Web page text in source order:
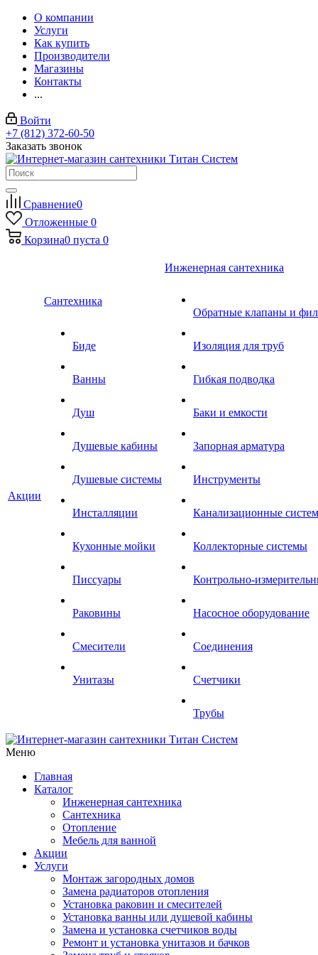
О компании
Услуги
Как купить
Производители
Магазины
Контакты
...
Войти
+7 (812) 372-60-50
Заказать звонок
Сравнение0
Отложенные 0
Корзина0 пуста 0
Акции
Сантехника
Биде
Ванны
Душ
Душевые кабины
Душевые системы
Инсталляции
Кухонные мойки
Писсуары
Раковины
Смесители
Унитазы
Инженерная сантехника
Обратные клапаны и
Изоляция для труб
Гибкая подводка
Баки и емкости
Запорная арматура
Инструменты
Канализационные
Коллекторные системы
Контрольно-
Насосное оборудование
Соединения
Счетчики
Трубы
Меню
Главная
Каталог
Инженерная сантехника
Сантехника
Отопление
Мебель для ванной
Акции
Услуги
Монтаж загородных домов
Замена радиаторов отопления
Установка раковин и смесителей
Установка ванны или душевой кабины
Замена и установка счетчиков воды
Ремонт и установка унитазов и бачков